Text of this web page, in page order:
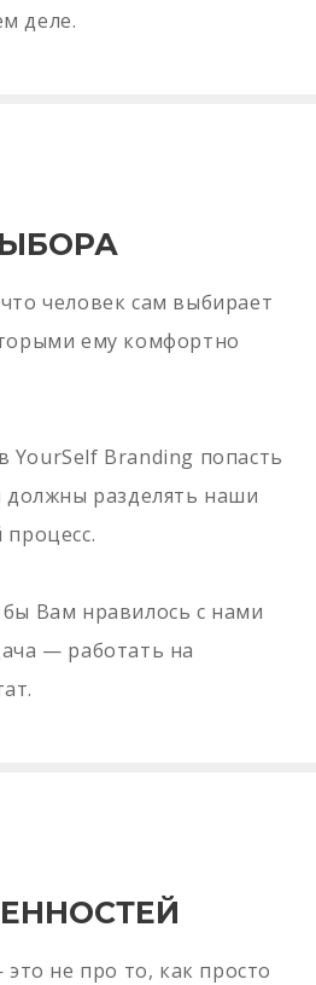
деле.
человек сам выбирает
ему комфортно
Branding попасть
должны разделять наши
Вам нравилось с нами
— работать на
не про то, как просто